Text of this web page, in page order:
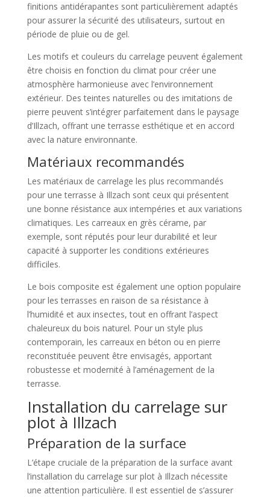
finitions antidérapantes sont particulièrement adaptés
pour assurer la sécurité des utilisateurs, surtout en
période de pluie ou de gel.
Les motifs et couleurs du carrelage peuvent également
être choisis en fonction du climat pour créer une
atmosphère harmonieuse avec l’environnement
extérieur. Des teintes naturelles ou des imitations de
pierre peuvent s’intégrer parfaitement dans le paysage
d’Illzach, offrant une terrasse esthétique et en accord
avec la nature environnante.
Matériaux recommandés
Les matériaux de carrelage les plus recommandés
pour une terrasse à Illzach sont ceux qui présentent
une bonne résistance aux intempéries et aux variations
climatiques. Les carreaux en grès cérame, par
exemple, sont réputés pour leur durabilité et leur
capacité à supporter les conditions extérieures
difficiles.
Le bois composite est également une option populaire
pour les terrasses en raison de sa résistance à
l’humidité et aux insectes, tout en offrant l’aspect
chaleureux du bois naturel. Pour un style plus
contemporain, les carreaux en béton ou en pierre
reconstituée peuvent être envisagés, apportant
robustesse et modernité à l’aménagement de la
terrasse.
Installation du carrelage sur
plot à Illzach
Préparation de la surface
L’étape cruciale de la préparation de la surface avant
l’installation du carrelage sur plot à Illzach nécessite
une attention particulière. Il est essentiel de s’assurer